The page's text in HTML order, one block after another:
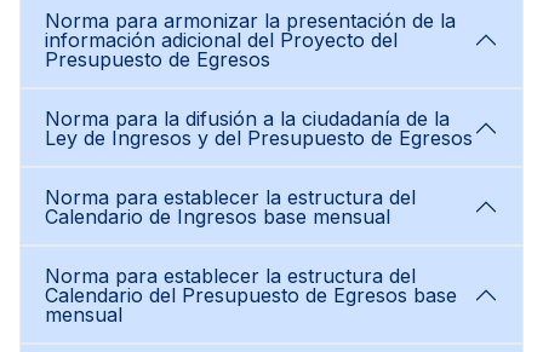
Norma para armonizar la presentación de la
información adicional del Proyecto del
Presupuesto de Egresos
Norma para la difusión a la ciudadanía de la
Ley de Ingresos y del Presupuesto de Egresos
Norma para establecer la estructura del
Calendario de Ingresos base mensual
Norma para establecer la estructura del
Calendario del Presupuesto de Egresos base
mensual